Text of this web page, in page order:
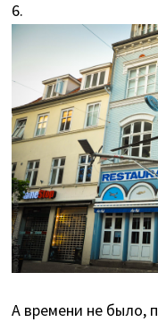
6.
А времени не было,